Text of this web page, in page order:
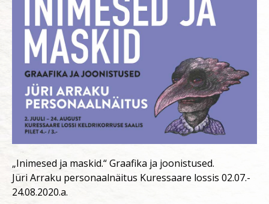
„Inimesed ja maskid.“ Graafika ja joonistused.
Jüri Arraku personaalnäitus Kuressaare lossis 02.07.-
24.08.2020.a.